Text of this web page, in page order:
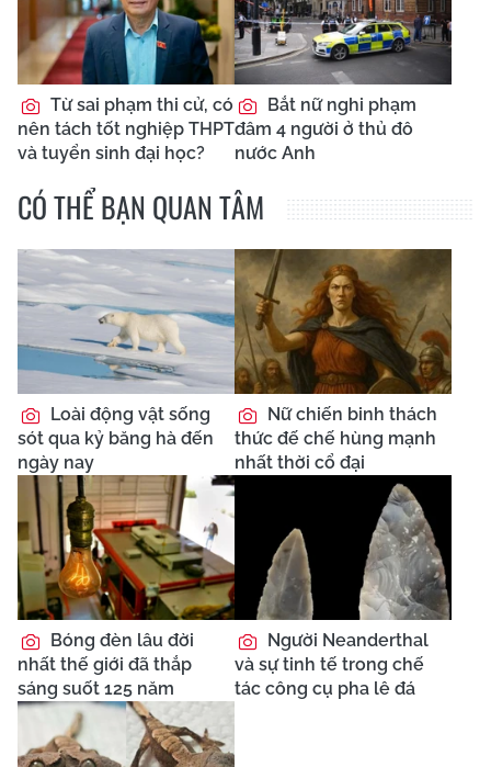
Từ sai phạm thi cử, có
nên tách tốt nghiệp THPT
và tuyển sinh đại học?
Bắt nữ nghi phạm
đâm 4 người ở thủ đô
nước Anh
CÓ THỂ BẠN QUAN TÂM
Loài động vật sống
sót qua kỷ băng hà đến
ngày nay
Nữ chiến binh thách
thức đế chế hùng mạnh
nhất thời cổ đại
Bóng đèn lâu đời
nhất thế giới đã thắp
sáng suốt 125 năm
Người Neanderthal
và sự tinh tế trong chế
tác công cụ pha lê đá